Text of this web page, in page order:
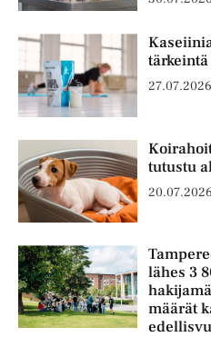
27.07.2026
tutustu
20.07.2026
lähes 3
määrät